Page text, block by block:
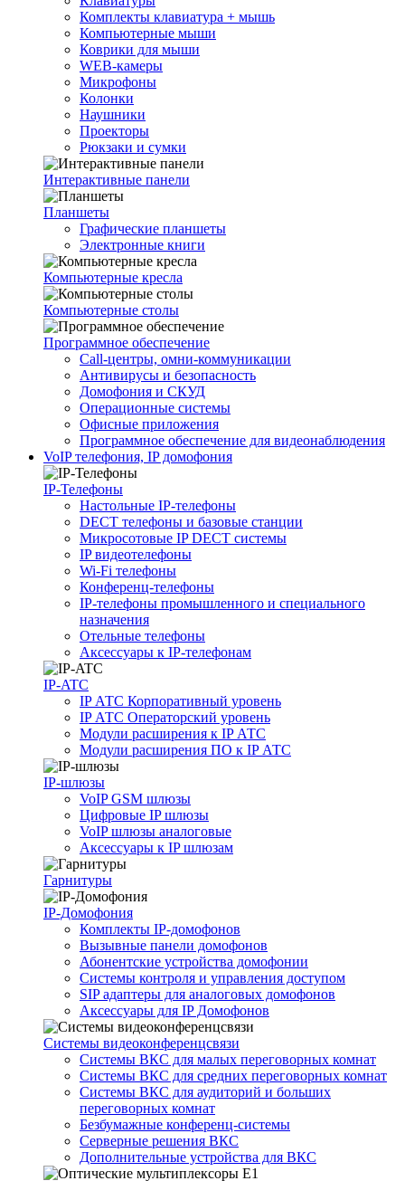
Комплекты клавиатура + мышь
Компьютерные мыши
Коврики для мыши
WEB-камеры
Микрофоны
Колонки
Наушники
Проекторы
Рюкзаки и сумки
Интерактивные панели
Планшеты
Графические планшеты
Электронные книги
Компьютерные кресла
Компьютерные столы
Программное обеспечение
Call-центры, омни-коммуникации
Антивирусы и безопасность
Домофония и СКУД
Операционные системы
Офисные приложения
Программное обеспечение для видеонаблюдения
VoIP телефония, IP домофония
IP-Телефоны
Настольные IP-телефоны
DECT телефоны и базовые станции
Микросотовые IP DECT системы
IP видеотелефоны
Wi-Fi телефоны
Конференц-телефоны
IP-телефоны промышленного и специального
назначения
Отельные телефоны
Аксессуары к IP-телефонам
IP-ATC
IP АТС Корпоративный уровень
IP АТС Операторский уровень
Модули расширения к IP АТС
Модули расширения ПО к IP АТС
IP-шлюзы
VoIP GSM шлюзы
Цифровые IP шлюзы
VoIP шлюзы аналоговые
Аксессуары к IP шлюзам
Гарнитуры
IP-Домофония
Комплекты IP-домофонов
Вызывные панели домофонов
Абонентские устройства домофонии
Системы контроля и управления доступом
SIP адаптеры для аналоговых домофонов
Аксессуары для IP Домофонов
Системы видеоконференцсвязи
Системы ВКС для малых переговорных комнат
Системы ВКС для средних переговорных комнат
Системы ВКС для аудиторий и больших
переговорных комнат
Безбумажные конференц-системы
Серверные решения ВКС
Дополнительные устройства для ВКС